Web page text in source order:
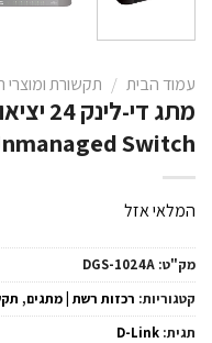
עמוד הבית / תקשורת
Switch
המלאי אזל
מק"ט: DGS-1024A
קטגוריות: רכזות רשת | מתגים,
תגית: D-Link